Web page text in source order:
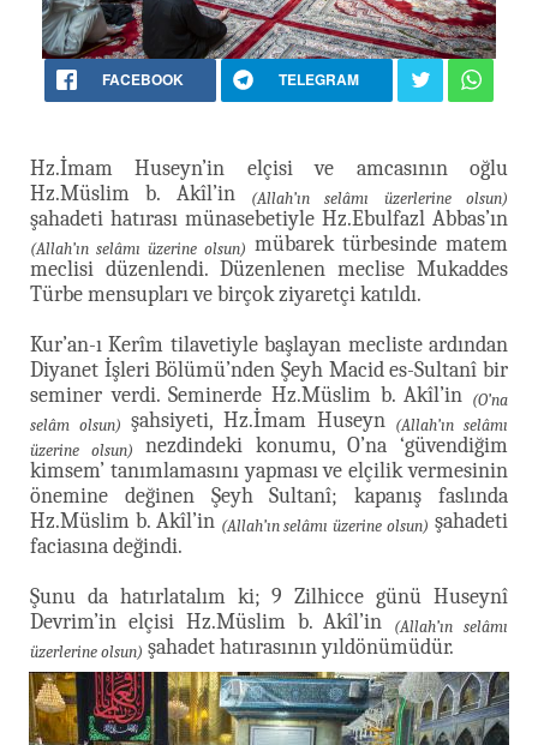
FACEBOOK TELEGRAM
Hz.İmam Huseyn’in elçisi ve amcasının oğlu
Hz.Müslim b. Akîl’in
(Allah’ın selâmı üzerlerine olsun)
şahadeti hatırası münasebetiyle Hz.Ebulfazl Abbas’ın
(Allah’ın selâmı üzerine olsun) mübarek türbesinde matem
meclisi düzenlendi. Düzenlenen meclise Mukaddes
Türbe mensupları ve birçok ziyaretçi katıldı.
Kur’an-ı Kerîm tilavetiyle başlayan mecliste ardından
Diyanet İşleri Bölümü’nden Şeyh Macid es-Sultanî bir
seminer verdi. Seminerde Hz.Müslim b. Akîl’in (O’na
selâm olsun) şahsiyeti, Hz.İmam Huseyn (Allah’ın selâmı
üzerine olsun)
nezdindeki konumu, O’na ‘güvendiğim
kimsem’ tanımlamasını yapması ve elçilik vermesinin
önemine değinen Şeyh Sultanî; kapanış faslında
Hz.Müslim b. Akîl’in (Allah’ın selâmı üzerine olsun) şahadeti
faciasına değindi.
Şunu da hatırlatalım ki; 9 Zilhicce günü Huseynî
Devrim’in elçisi Hz.Müslim b. Akîl’in
(Allah’ın selâmı
üzerlerine olsun) şahadet hatırasının yıldönümüdür.